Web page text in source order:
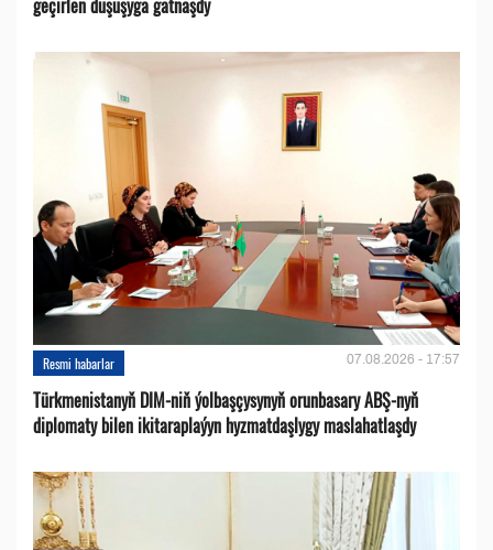
geçirlen duşuşyga gatnaşdy
Resmi habarlar 07.08.2026 - 17:57
Türkmenistanyň DIM-niň ýolbaşçysynyň orunbasary ABŞ-nyň
diplomaty bilen ikitaraplaýyn hyzmatdaşlygy maslahatlaşdy